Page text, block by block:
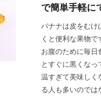
で簡単手軽に
バナナは皮をむけ
くと便利な果物
お腹のために毎日
とすぐに黒くな
温すぎて美味しく
る人も多いのでは